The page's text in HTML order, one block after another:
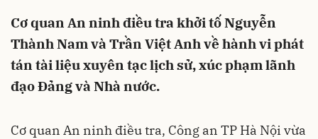
Cơ quan An ninh điều tra khởi tố Nguyễn
Thành Nam và Trần Việt Anh về hành vi phát
tán tài liệu xuyên tạc lịch sử, xúc phạm lãnh
đạo Đảng và Nhà nước.
Cơ quan An ninh điều tra, Công an TP Hà Nội vừa
Hủy Gửi